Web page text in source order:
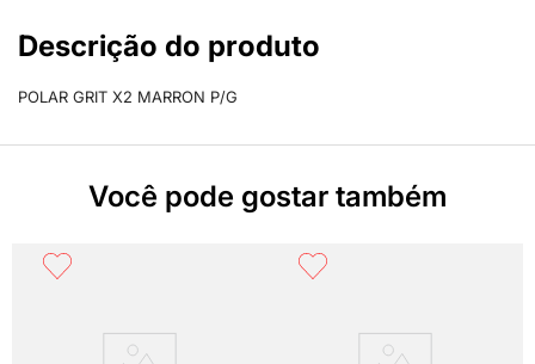
Descrição do produto
POLAR GRIT X2 MARRON P/G
Você pode gostar também